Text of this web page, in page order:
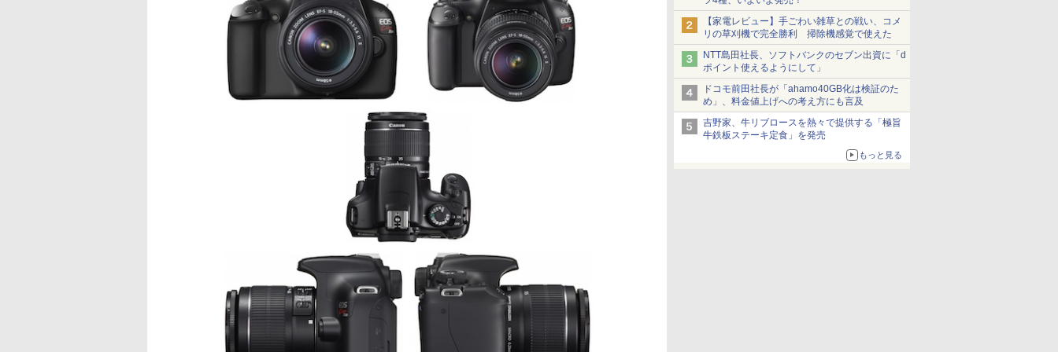
【家電レビュー】手ごわい雑草との戦い、コメ
リの草刈機で完全勝利 掃除機感覚で使えた
NTT島田社長、ソフトバンクのセブン出資に「d
ポイント使えるようにして」
ドコモ前田社長が「ahamo40GB化は検証のた
め」、料金値上げへの考え方にも言及
吉野家、牛リブロースを熱々で提供する「極旨
牛鉄板ステーキ定食」を発売
もっと見る